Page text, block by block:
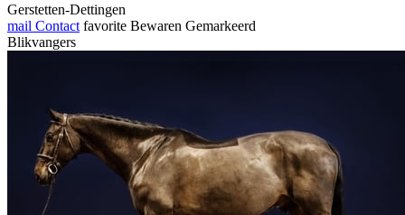
Gerstetten-Dettingen
mail Contact favorite Bewaren Gemarkeerd
Blikvangers